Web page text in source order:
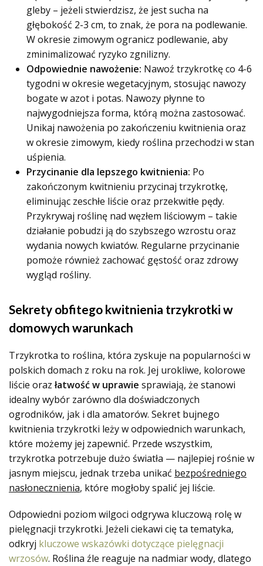
gleby – jeżeli stwierdzisz, że jest sucha na
głębokość 2-3 cm, to znak, że pora na podlewanie.
W okresie zimowym ogranicz podlewanie, aby
zminimalizować ryzyko zgnilizny.
Odpowiednie nawożenie: Nawoź trzykrotkę co 4-6
tygodni w okresie wegetacyjnym, stosując nawozy
bogate w azot i potas. Nawozy płynne to
najwygodniejsza forma, którą można zastosować.
Unikaj nawożenia po zakończeniu kwitnienia oraz
w okresie zimowym, kiedy roślina przechodzi w stan
uśpienia.
Przycinanie dla lepszego kwitnienia: Po
zakończonym kwitnieniu przycinaj trzykrotkę,
eliminując zeschłe liście oraz przekwitłe pędy.
Przykrywaj roślinę nad węzłem liściowym – takie
działanie pobudzi ją do szybszego wzrostu oraz
wydania nowych kwiatów. Regularne przycinanie
pomoże również zachować gęstość oraz zdrowy
wygląd rośliny.
Sekrety obfitego kwitnienia trzykrotki w
domowych warunkach
Trzykrotka to roślina, która zyskuje na popularności w
polskich domach z roku na rok. Jej urokliwe, kolorowe
liście oraz łatwość w uprawie sprawiają, że stanowi
idealny wybór zarówno dla doświadczonych
ogrodników, jak i dla amatorów. Sekret bujnego
kwitnienia trzykrotki leży w odpowiednich warunkach,
które możemy jej zapewnić. Przede wszystkim,
trzykrotka potrzebuje dużo światła — najlepiej rośnie w
jasnym miejscu, jednak trzeba unikać bezpośredniego
nasłonecznienia, które mogłoby spalić jej liście.
Odpowiedni poziom wilgoci odgrywa kluczową rolę w
pielęgnacji trzykrotki. Jeżeli ciekawi cię ta tematyka,
odkryj kluczowe wskazówki dotyczące pielęgnacji
wrzosów. Roślina źle reaguje na nadmiar wody, dlatego